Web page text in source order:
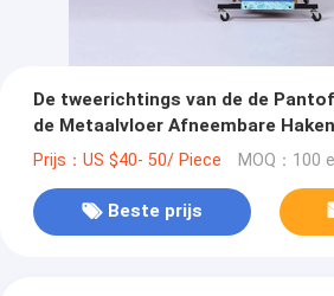
De tweerichtings van de de
de Metaalvloer Afneembare
Rack
Prijs：US $40- 50/ Piece MOQ：100
Beste prijs